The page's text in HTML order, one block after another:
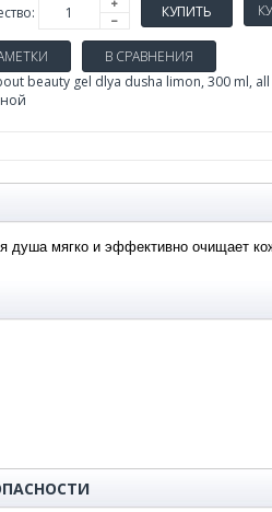
КУПИТЬ
В СРАВНЕНИЯ
beauty gel dlya dusha limon, 300 ml,
душа мягко и эффективно очищает